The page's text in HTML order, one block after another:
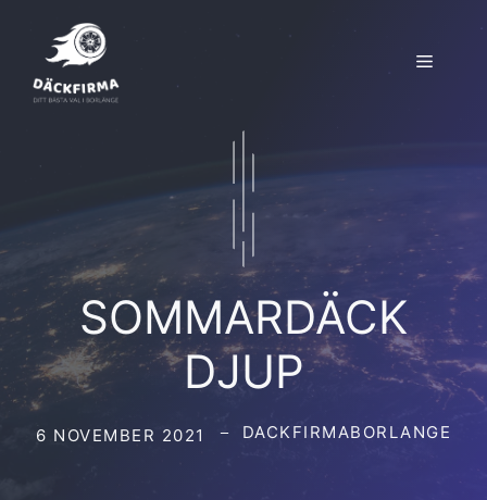
innehåll
Meny
SOMMARDÄCK
DJUP
6 NOVEMBER 2021 DACKFIRMABORLANGE